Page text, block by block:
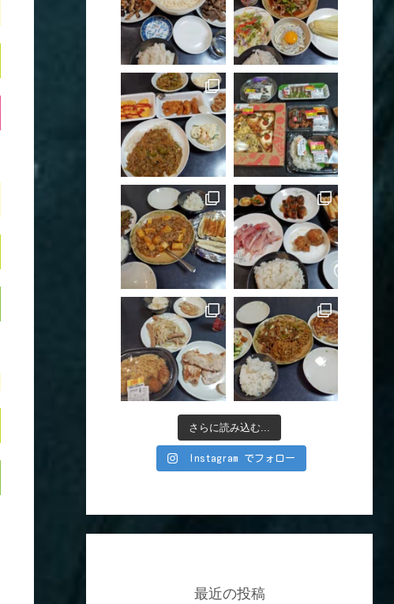
さらに読み込む...
Instagram でフォロー
最近の投稿